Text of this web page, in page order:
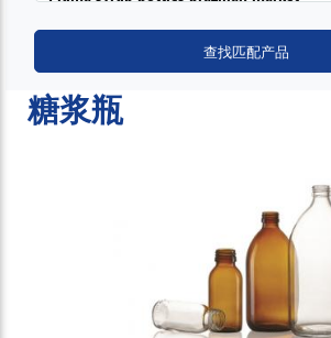
糖浆瓶